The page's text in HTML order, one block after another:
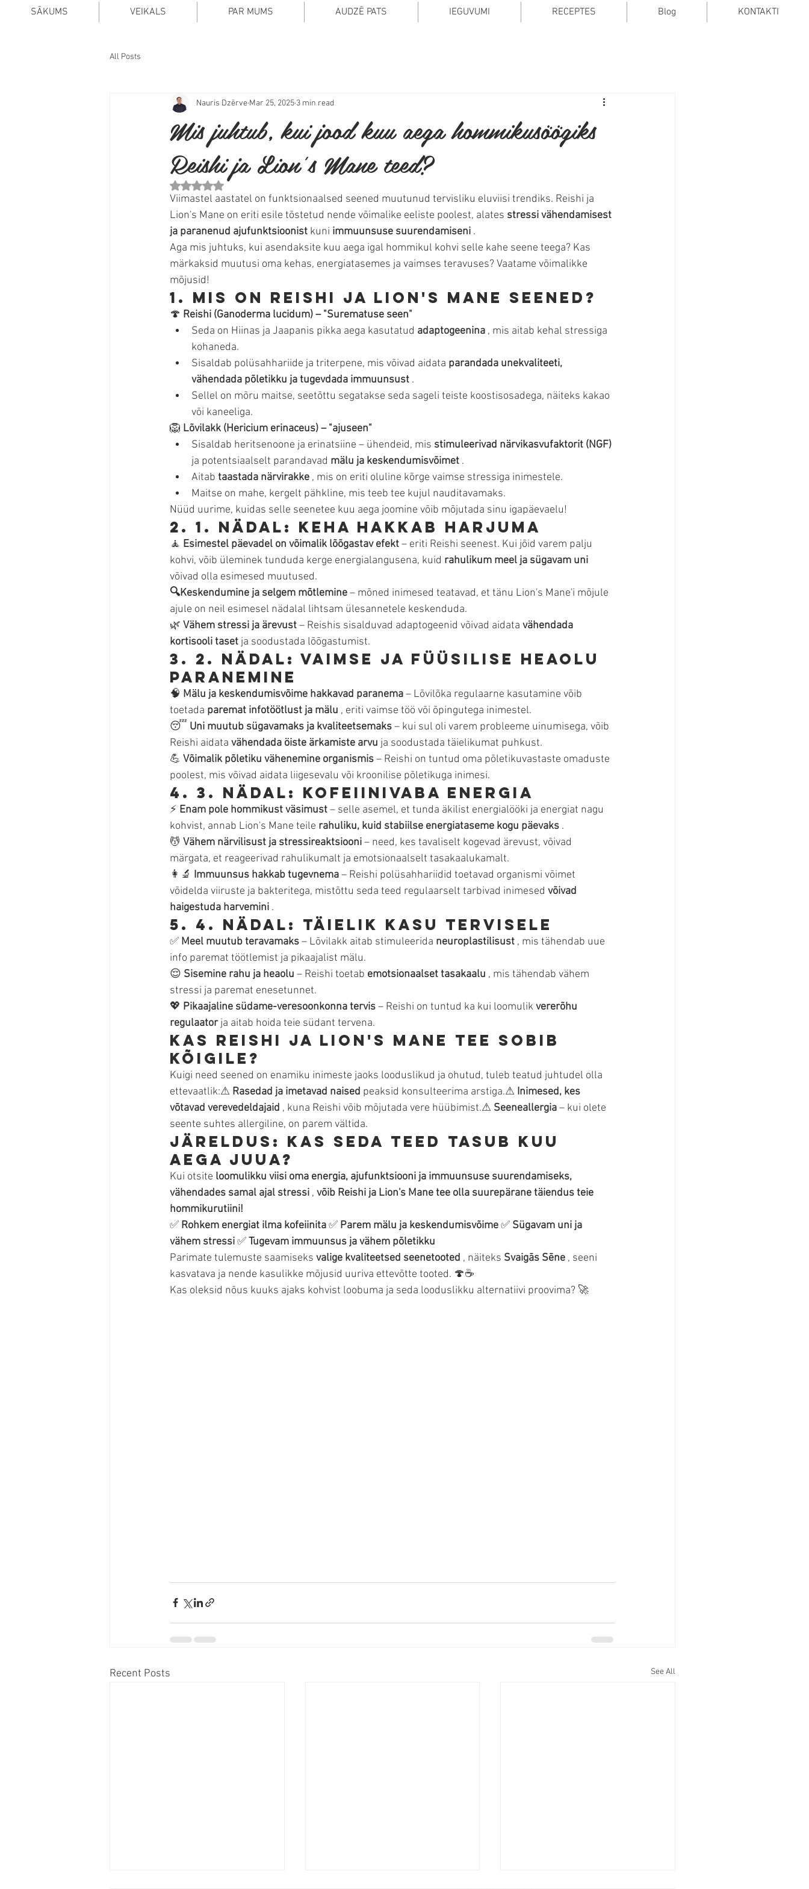
SĀKUMS VEIKALS PAR MUMS AUDZĒ PATS IEGUVUMI RECEPTES Blog KONTAKTI
All Posts
Mis juhtub, kui jood kuu aega hommikusöögiks
Reishi ja Lion’s Mane teed?
Nauris Dzērve Mar 25, 2025 3 min read
Rated NaN out of 5 stars.
Viimastel aastatel on funktsionaalsed seened muutunud tervisliku eluviisi trendiks. Reishi ja
Lion's Mane on eriti esile tõstetud nende võimalike eeliste poolest, alates stressi vähendamisest
ja paranenud ajufunktsioonist kuni immuunsuse suurendamiseni .
Aga mis juhtuks, kui asendaksite kuu aega igal hommikul kohvi selle kahe seene teega? Kas
märkaksid muutusi oma kehas, energiatasemes ja vaimses teravuses? Vaatame võimalikke
mõjusid!
1. Mis on Reishi ja Lion's Mane seened?
🍄 Reishi (Ganoderma lucidum) – "Surematuse seen"
Seda on Hiinas ja Jaapanis pikka aega kasutatud adaptogeenina , mis aitab kehal stressiga
kohaneda.
Sisaldab polüsahhariide ja triterpene, mis võivad aidata parandada unekvaliteeti,
vähendada põletikku ja tugevdada immuunsust .
Sellel on mõru maitse, seetõttu segatakse seda sageli teiste koostisosadega, näiteks kakao
või kaneeliga.
🦁 Lõvilakk (Hericium erinaceus) – "ajuseen"
Sisaldab heritsenoone ja erinatsiine – ühendeid, mis stimuleerivad närvikasvufaktorit (NGF)
ja potentsiaalselt parandavad mälu ja keskendumisvõimet .
Aitab taastada närvirakke , mis on eriti oluline kõrge vaimse stressiga inimestele.
Maitse on mahe, kergelt pähkline, mis teeb tee kujul nauditavamaks.
Nüüd uurime, kuidas selle seenetee kuu aega joomine võib mõjutada sinu igapäevaelu!
2. 1. nädal: keha hakkab harjuma
🧘 Esimestel päevadel on võimalik lõõgastav efekt – eriti Reishi seenest. Kui jõid varem palju
kohvi, võib üleminek tunduda kerge energialangusena, kuid rahulikum meel ja sügavam uni
võivad olla esimesed muutused.
🔍Keskendumine ja selgem mõtlemine – mõned inimesed teatavad, et tänu Lion's Mane'i mõjule
ajule on neil esimesel nädalal lihtsam ülesannetele keskenduda.
🌿 Vähem stressi ja ärevust – Reishis sisalduvad adaptogeenid võivad aidata vähendada
kortisooli taset ja soodustada lõõgastumist.
3. 2. nädal: vaimse ja füüsilise heaolu
paranemine
🧠 Mälu ja keskendumisvõime hakkavad paranema – Lõvilõka regulaarne kasutamine võib
toetada paremat infotöötlust ja mälu , eriti vaimse töö või õpingutega inimestel.
😴 Uni muutub sügavamaks ja kvaliteetsemaks – kui sul oli varem probleeme uinumisega, võib
Reishi aidata vähendada öiste ärkamiste arvu ja soodustada täielikumat puhkust.
💪 Võimalik põletiku vähenemine organismis – Reishi on tuntud oma põletikuvastaste omaduste
poolest, mis võivad aidata liigesevalu või kroonilise põletikuga inimesi.
4. 3. nädal: kofeiinivaba energia
⚡ Enam pole hommikust väsimust – selle asemel, et tunda äkilist energialööki ja energiat nagu
kohvist, annab Lion's Mane teile rahuliku, kuid stabiilse energiataseme kogu päevaks .
💆 Vähem närvilisust ja stressireaktsiooni – need, kes tavaliselt kogevad ärevust, võivad
märgata, et reageerivad rahulikumalt ja emotsionaalselt tasakaalukamalt.
👩🔬 Immuunsus hakkab tugevnema – Reishi polüsahhariidid toetavad organismi võimet
võidelda viiruste ja bakteritega, mistõttu seda teed regulaarselt tarbivad inimesed võivad
haigestuda harvemini .
5. 4. nädal: täielik kasu tervisele
✅ Meel muutub teravamaks – Lõvilakk aitab stimuleerida neuroplastilisust , mis tähendab uue
info paremat töötlemist ja pikaajalist mälu.
😌 Sisemine rahu ja heaolu – Reishi toetab emotsionaalset tasakaalu , mis tähendab vähem
stressi ja paremat enesetunnet.
💖 Pikaajaline südame-veresoonkonna tervis – Reishi on tuntud ka kui loomulik vererõhu
regulaator ja aitab hoida teie südant tervena.
Kas Reishi ja Lion's Mane tee sobib
kõigile?
Kuigi need seened on enamiku inimeste jaoks looduslikud ja ohutud, tuleb teatud juhtudel olla
ettevaatlik:⚠ Rasedad ja imetavad naised peaksid konsulteerima arstiga.⚠ Inimesed, kes
võtavad verevedeldajaid , kuna Reishi võib mõjutada vere hüübimist.⚠ Seeneallergia – kui olete
seente suhtes allergiline, on parem vältida.
Järeldus: kas seda teed tasub kuu
aega juua?
Kui otsite loomulikku viisi oma energia, ajufunktsiooni ja immuunsuse suurendamiseks,
vähendades samal ajal stressi , võib Reishi ja Lion's Mane tee olla suurepärane täiendus teie
hommikurutiini!
✅ Rohkem energiat ilma kofeiinita ✅ Parem mälu ja keskendumisvõime ✅ Sügavam uni ja
vähem stressi ✅ Tugevam immuunsus ja vähem põletikku
Parimate tulemuste saamiseks valige kvaliteetsed seenetooted , näiteks Svaigās Sēne , seeni
kasvatava ja nende kasulikke mõjusid uuriva ettevõtte tooted. 🍄☕
Kas oleksid nõus kuuks ajaks kohvist loobuma ja seda looduslikku alternatiivi proovima? 🚀
Recent Posts See All